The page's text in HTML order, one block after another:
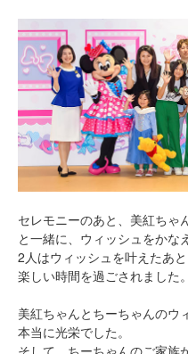
セレモニーのあと、美紅ちゃ
と一緒に、ウィッシュをかな
2人はウィッシュを叶えたあ
楽しい時間を過ごされました。
美紅ちゃんとちーちゃんのウ
本当に光栄でした。